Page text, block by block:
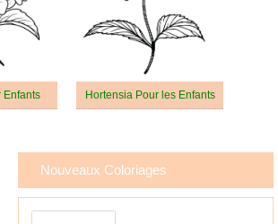
Enfants Hortensia Pour les Enfants
Nouveaux Coloriages